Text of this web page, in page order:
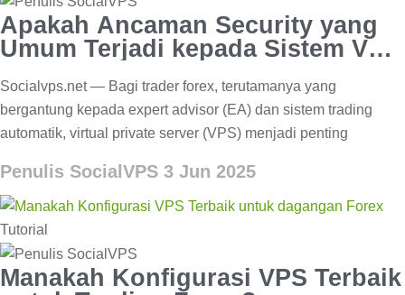
Apakah Ancaman Security yang
Umum Terjadi kepada Sistem VPS
Socialvps.net — Bagi trader forex, terutamanya yang
bergantung kepada expert advisor (EA) dan sistem trading
automatik, virtual private server (VPS) menjadi penting
Penulis SocialVPS 3 Jun 2025
Tutorial
Manakah Konfigurasi VPS Terbaik